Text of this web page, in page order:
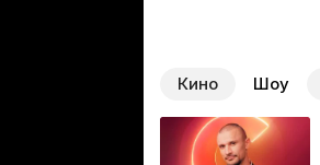
Кино Шоу